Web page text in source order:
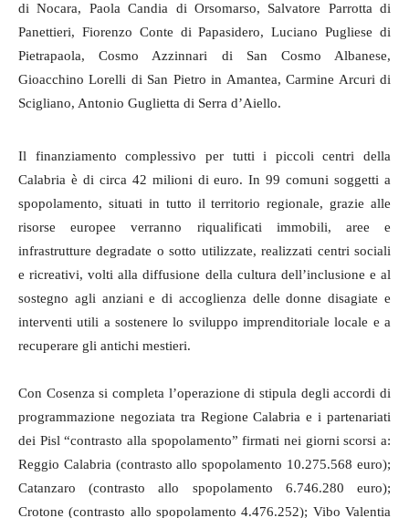
di Nocara, Paola Candia di Orsomarso, Salvatore Parrotta di
Panettieri, Fiorenzo Conte di Papasidero, Luciano Pugliese di
Pietrapaola, Cosmo Azzinnari di San Cosmo Albanese,
Gioacchino Lorelli di San Pietro in Amantea, Carmine Arcuri di
Scigliano, Antonio Guglietta di Serra d’Aiello.
Il finanziamento complessivo per tutti i piccoli centri della
Calabria è di circa 42 milioni di euro. In 99 comuni soggetti a
spopolamento, situati in tutto il territorio regionale, grazie alle
risorse europee verranno riqualificati immobili, aree e
infrastrutture degradate o sotto utilizzate, realizzati centri sociali
e ricreativi, volti alla diffusione della cultura dell’inclusione e al
sostegno agli anziani e di accoglienza delle donne disagiate e
interventi utili a sostenere lo sviluppo imprenditoriale locale e a
recuperare gli antichi mestieri.
Con Cosenza si completa l’operazione di stipula degli accordi di
programmazione negoziata tra Regione Calabria e i partenariati
dei Pisl “contrasto alla spopolamento” firmati nei giorni scorsi a:
Reggio Calabria (contrasto allo spopolamento 10.275.568 euro);
Catanzaro (contrasto allo spopolamento 6.746.280 euro);
Crotone (contrasto allo spopolamento 4.476.252); Vibo Valentia